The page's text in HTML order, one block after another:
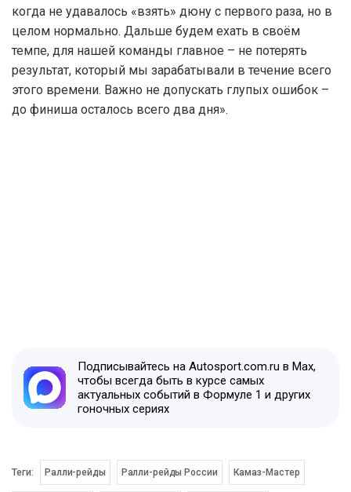
когда не удавалось «взять» дюну с первого раза, но в
целом нормально. Дальше будем ехать в своём
темпе, для нашей команды главное – не потерять
результат, который мы зарабатывали в течение всего
этого времени. Важно не допускать глупых ошибок –
до финиша осталось всего два дня».
Подписывайтесь на Autosport.com.ru в Max,
чтобы всегда быть в курсе самых
актуальных событий в Формуле 1 и других
гоночных сериях
Теги: Ралли-рейды Ралли-рейды России Камаз-Мастер